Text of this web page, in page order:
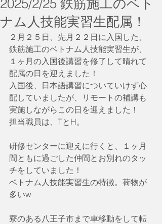
2025/2/25 鉄筋施工のベト
ナム人技能実習生配属！
２月２５日、先月２２日に入国した、
鉄筋施工のベトナム人技能実習生が、
１ヶ月の入国後講習を修了して晴れて
配属の日を迎えました！
入国後、日本語講習についていけず心
配していましたが、リモートの補講も
実施しながらこの日を迎えました！
担当職員は、TとH。
研修センターに迎えに行くと、１ヶ月
間ともに過ごした仲間とお別れのタッ
チをしていました！
ベトナム人技能実習生の特徴。荷物が
多いw
寮のある八王子市まで車移動をして転